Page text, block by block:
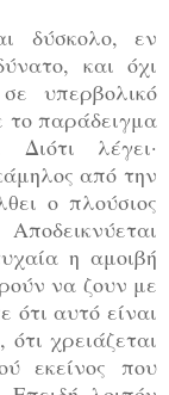
δύσκολο, εν
και όχι
υπερβολικό
παράδειγμα
λέγει·
από την
ο πλούσιος
η αμοιβή
να ζουν με
ότι αυτό είναι
χρειάζεται
εκείνος που